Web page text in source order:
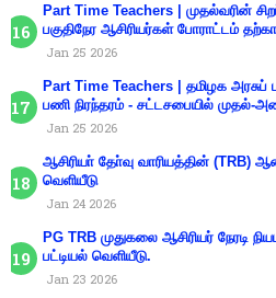
Part Time Teachers | முதல்வரின்
பகுதிநேர ஆசிரியர்கள் போராட்டம்
Jan 25 2026
Part Time Teachers | தமிழக அரசுப்
பணி நிரந்தரம் - சட்டசபையில் முதல்-
Jan 25 2026
ஆசிரியா் தோ்வு வாரியத்தின்
வெளியீடு
Jan 24 2026
PG TRB முதுகலை ஆசிரியர் நேரடி
பட்டியல் வெளியீடு.
Jan 23 2026